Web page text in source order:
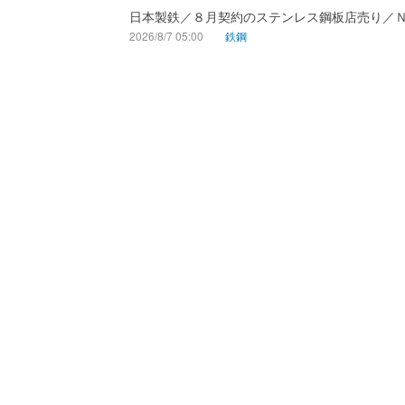
日本製鉄／８月契約のステンレス鋼板店売り／
2026/8/7 05:00 鉄鋼